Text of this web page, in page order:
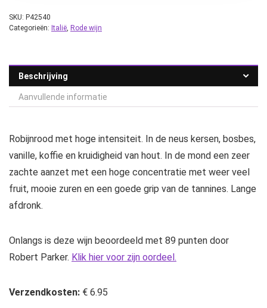
SKU: P42540
Categorieën: Italië, Rode wijn
Beschrijving
Aanvullende informatie
Robijnrood met hoge intensiteit. In de neus kersen, bosbes,
vanille, koffie en kruidigheid van hout. In de mond een zeer
zachte aanzet met een hoge concentratie met weer veel
fruit, mooie zuren en een goede grip van de tannines. Lange
afdronk.
Onlangs is deze wijn beoordeeld met 89 punten door
Robert Parker. Klik hier voor zijn oordeel.
Verzendkosten: € 6.95